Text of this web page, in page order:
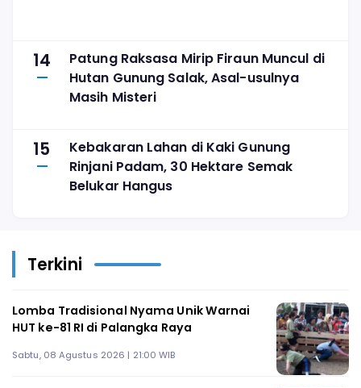
14
Patung Raksasa Mirip Firaun Muncul di
Hutan Gunung Salak, Asal-usulnya
Masih Misteri
15
Kebakaran Lahan di Kaki Gunung
Rinjani Padam, 30 Hektare Semak
Belukar Hangus
Terkini
Lomba Tradisional Nyama Unik Warnai
HUT ke-81 RI di Palangka Raya
Sabtu, 08 Agustus 2026 | 21:00 WIB